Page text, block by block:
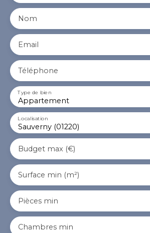
Nom
Email
Téléphone
Appartement
Type de bien
Sauverny (01220)
Localisation
Budget max (€)
Surface min (m²)
Pièces min
Chambres min